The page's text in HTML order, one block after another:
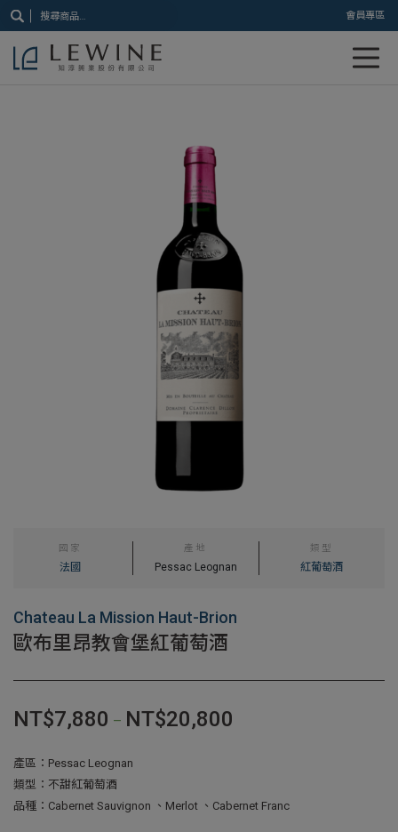
會員專區
國家
法國
產地
Pessac Leognan
類型
紅葡萄酒
Chateau La Mission Haut-Brion
歐布里昂教會堡紅葡萄酒
NT$7,880 – NT$20,800
產區：Pessac Leognan
類型：不甜紅葡萄酒
品種：Cabernet Sauvignon 、Merlot 、Cabernet Franc